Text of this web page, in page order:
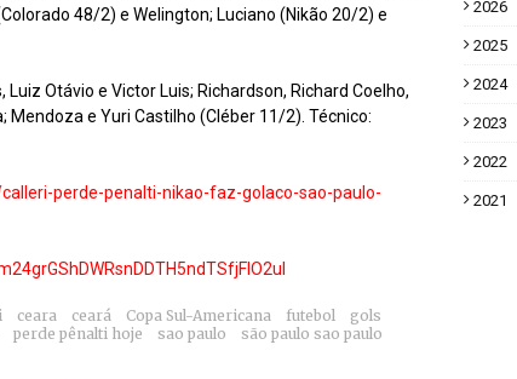
48/2) e Welington; Luciano (Nikão 20/2) e
Otávio e Victor Luis; Richardson, Richard Coelho,
Mendoza e Yuri Castilho (Cléber 11/2). Técnico:
perde-penalti-nikao-faz-golaco-sao-paulo-
ceara ceará Copa Sul-Americana futebol
gols
perde pênalti hoje sao paulo
são paulo sao paulo
2026
2025
2024
2023
2022
2021